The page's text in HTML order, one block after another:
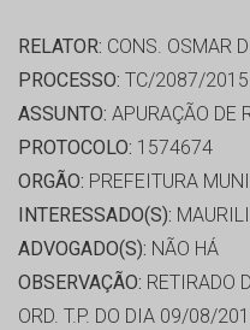
RELATOR: CONS. OSMAR
PROCESSO: TC/2087/2015
ASSUNTO: APURAÇÃO DE
PROTOCOLO: 1574674
ORGÃO: PREFEITURA
INTERESSADO(S):
ADVOGADO(S): NÃO HÁ
OBSERVAÇÃO: RETIRADO
ORD. T.P. DO DIA 09/08/